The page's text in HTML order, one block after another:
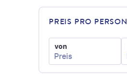
PREIS PRO PERSON
von